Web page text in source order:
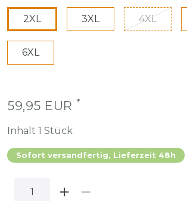
2XL 3XL 4XL
6XL
59,95 EUR *
Inhalt 1 Stück
Sofort versandfertig, Lieferzeit 48h